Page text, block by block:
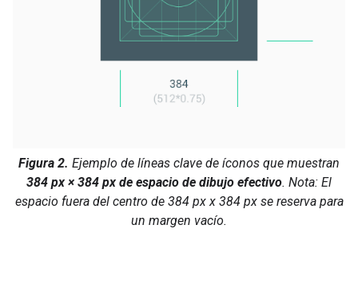
Figura 2. Ejemplo de líneas clave de íconos que muestran
384 px × 384 px de espacio de dibujo efectivo. Nota: El
espacio fuera del centro de 384 px x 384 px se reserva para
un margen vacío.